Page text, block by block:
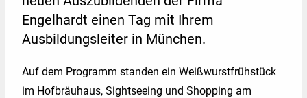
Karriere
Blog
Engelhardt einen Tag mit Ihrem
Ausbildungsleiter in München.
Auf dem Programm standen ein Weißwurstfrühstück
im Hofbräuhaus, Sightseeing und Shopping am